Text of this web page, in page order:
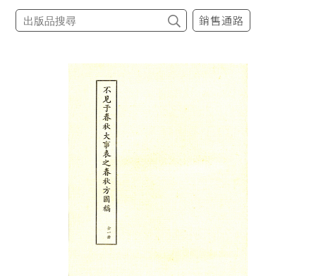
銷售通路